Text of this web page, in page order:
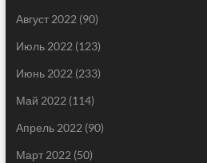
Август 2022 (90)
Июль 2022 (123)
Июнь 2022 (233)
Май 2022 (114)
Апрель 2022 (90)
Март 2022 (50)